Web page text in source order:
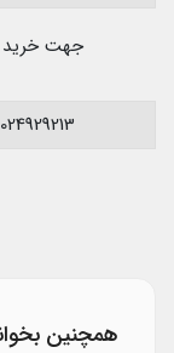
جهت خرید
همچنین